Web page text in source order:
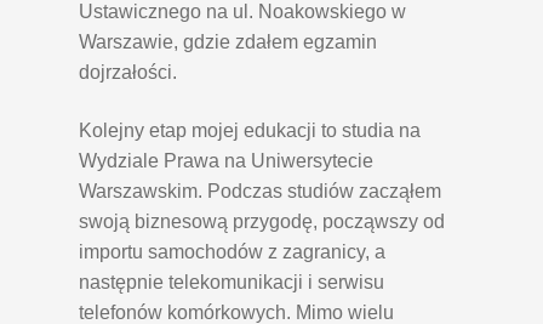
Ustawicznego na ul. Noakowskiego w
Warszawie, gdzie zdałem egzamin
dojrzałości.
Kolejny etap mojej edukacji to studia na
Wydziale Prawa na Uniwersytecie
Warszawskim. Podczas studiów zacząłem
swoją biznesową przygodę, począwszy od
importu samochodów z zagranicy, a
następnie telekomunikacji i serwisu
telefonów komórkowych. Mimo wielu